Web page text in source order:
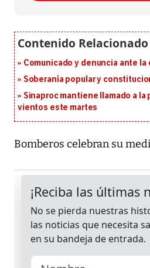
Comunicado y denuncia ante
Soberanía popular y
Sinaproc mantiene llamado a la
vientos este martes
Bomberos celebran su